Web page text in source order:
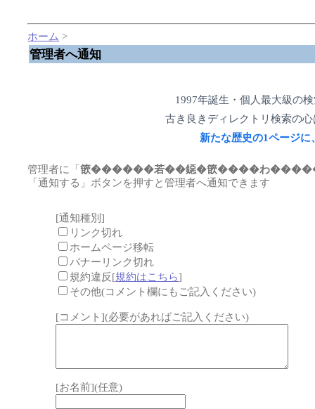
ホーム >
管理者へ通知
1997年誕生・個人最大級の
古き良きディレクトリ検索の
新たな歴史の1ページ
管理者に「篏������若��鐚�篏����わ�����
「通知する」ボタンを押すと管理者へ通知できます
[通知種別]
リンク切れ
ホームページ移転
バナーリンク切れ
規約違反[規約はこちら]
その他(コメント欄にもご記入ください)
[コメント](必要があればご記入ください)
[お名前](任意)